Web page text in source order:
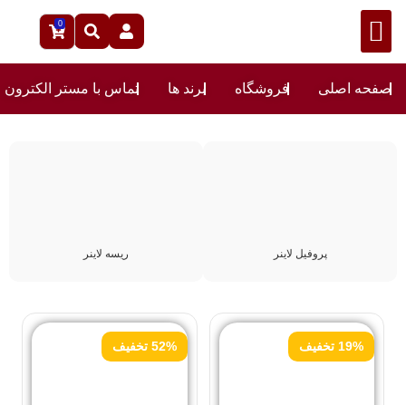
0
صفحه اصلی فروشگاه برند ها تماس با مستر الکترون
پروفیل لاینر ریسه لاینر
19% تخفیف 52% تخفیف